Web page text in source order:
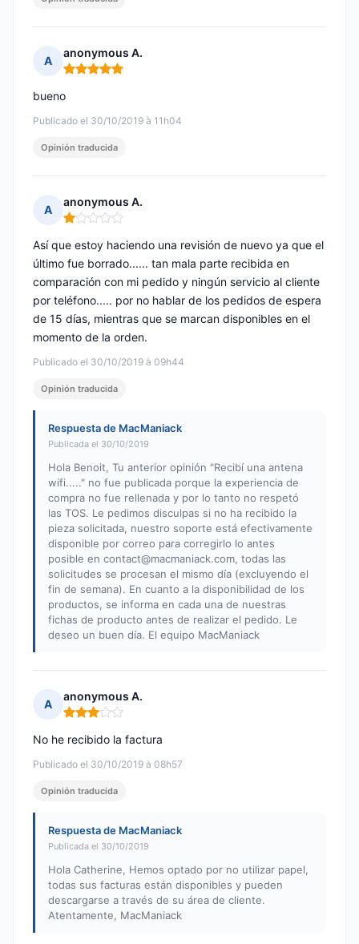
A
anonymous A.
Nota: 5 de 5
Publicado el 30/10/2019 à 11h04
bueno
Opinión traducida
A
anonymous A.
Nota: 1 de 5
Publicado el 30/10/2019 à 09h44
Así que estoy haciendo una revisión de nuevo ya que el
último fue borrado...... tan mala parte recibida en
comparación con mi pedido y ningún servicio al cliente
por teléfono..... por no hablar de los pedidos de espera
de 15 días, mientras que se marcan disponibles en el
momento de la orden.
Opinión traducida
Respuesta de MacManiack
Publicada el 30/10/2019
Hola Benoit, Tu anterior opinión "Recibí una antena
wifi....." no fue publicada porque la experiencia de
compra no fue rellenada y por lo tanto no respetó
las TOS. Le pedimos disculpas si no ha recibido la
pieza solicitada, nuestro soporte está efectivamente
disponible por correo para corregirlo lo antes
posible en contact@macmaniack.com, todas las
solicitudes se procesan el mismo día (excluyendo el
fin de semana). En cuanto a la disponibilidad de los
productos, se informa en cada una de nuestras
fichas de producto antes de realizar el pedido. Le
deseo un buen día. El equipo MacManiack
A
anonymous A.
Nota: 3 de 5
Publicado el 30/10/2019 à 08h57
No he recibido la factura
Opinión traducida
Respuesta de MacManiack
Publicada el 30/10/2019
Hola Catherine, Hemos optado por no utilizar papel,
todas sus facturas están disponibles y pueden
descargarse a través de su área de cliente.
Atentamente, MacManiack